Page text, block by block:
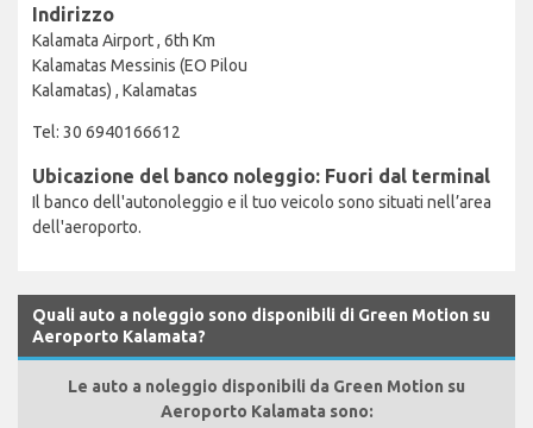
Indirizzo
Kalamata Airport , 6th Km
Kalamatas Messinis (EO Pilou
Kalamatas) , Kalamatas
Tel: 30 6940166612
Ubicazione del banco noleggio: Fuori dal terminal
Il banco dell'autonoleggio e il tuo veicolo sono situati nell’area
dell'aeroporto.
Quali auto a noleggio sono disponibili di Green Motion su
Aeroporto Kalamata?
Le auto a noleggio disponibili da Green Motion su
Aeroporto Kalamata sono: